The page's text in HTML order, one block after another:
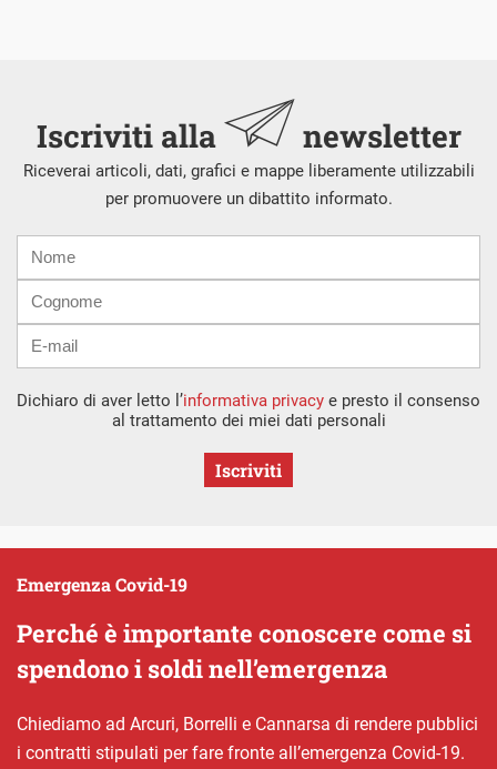
Iscriviti alla newsletter
Riceverai articoli, dati, grafici e mappe liberamente utilizzabili
per promuovere un dibattito informato.
mail
Dichiaro di aver letto l’informativa privacy e presto il consenso
al trattamento dei miei dati personali
Iscriviti
Perché è importante conoscere come si
spendono i soldi nell’emergenza
Emergenza Covid-19
Chiediamo ad Arcuri, Borrelli e Cannarsa di rendere pubblici
i contratti stipulati per fare fronte all’emergenza Covid-19.